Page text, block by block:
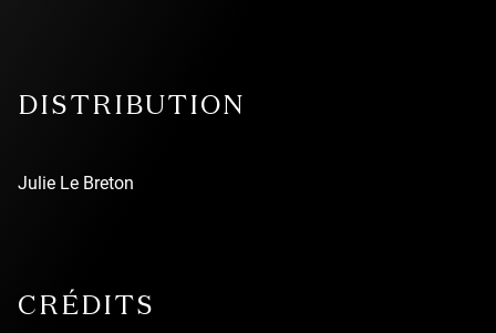
DISTRIBUTION
Julie Le Breton
CRÉDITS